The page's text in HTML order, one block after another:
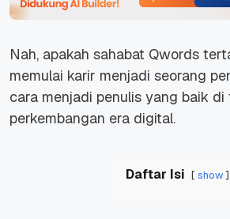
Nah, apakah sahabat Qwords
memulai karir menjadi seorang
cara menjadi penulis yang baik di
perkembangan era digital.
Daftar Isi show